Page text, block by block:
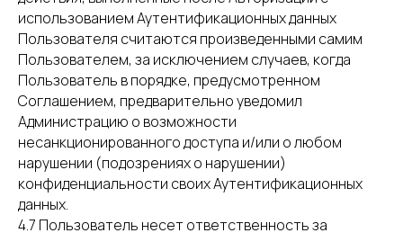
использованием Аутентификационных данных
Пользователя считаются произведенными самим
Пользователем, за исключением случаев, когда
Пользователь в порядке, предусмотренном
Соглашением, предварительно уведомил
Администрацию о возможности
несанкционированного доступа и/или о любом
нарушении (подозрениях о нарушении)
конфиденциальности своих Аутентификационных
данных.
4.7 Пользователь несет ответственность за